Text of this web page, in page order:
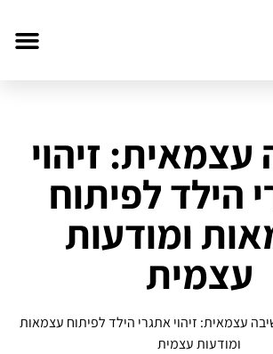
זיהוי
הילד לפיתוח
ומודעות
עצמית
עצמאית: זיהוי אתגרי הילד לפיתוח עצמאות
ומודעות עצמית